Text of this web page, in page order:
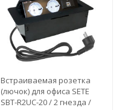
Встраиваемая розетка
(лючок) для офиса SETE
SBT-R2UC-20 / 2 гнезда /